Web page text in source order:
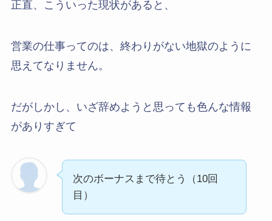
正直、こういった現状があると、
営業の仕事ってのは、終わりがない地獄のように
思えてなりません。
だがしかし、いざ辞めようと思っても色んな情報
がありすぎて
次のボーナスまで待とう（10回
目）